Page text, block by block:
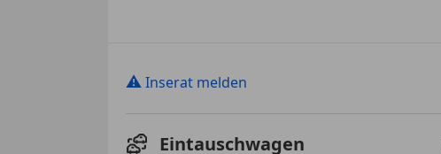
⚠ Inserat melden
Eintauschwagen